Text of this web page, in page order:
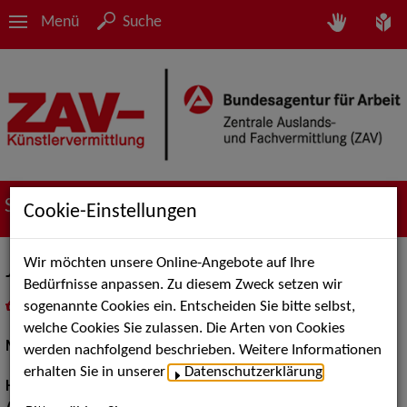
Menü Suche
Suche nach Künstler*innen
Johannes H.
als PDF speichern
inMeine Merklistelegen
Models / Werbung:Fotomodell, Dressman
Haarfarbe:
Cookie-Einstellungen
Wir möchten unsere Online-Angebote auf Ihre
Bedürfnisse anpassen. Zu diesem Zweck setzen wir
sogenannte Cookies ein. Entscheiden Sie bitte selbst,
welche Cookies Sie zulassen. Die Arten von Cookies
werden nachfolgend beschrieben. Weitere Informationen
erhalten Sie in unserer
Datenschutzerklärung